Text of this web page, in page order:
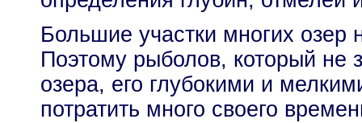
Большие участки многих озер
Поэтому рыболов, который не
озера, его глубокими и
потратить много своего